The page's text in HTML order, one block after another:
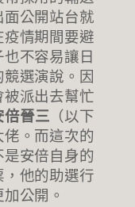
公開站台就
情期間要避
不容易讓日
選演說。因
派出去幫忙
倍晉三 （以下
。而這次的
安倍自身的
他的助選行
公開。